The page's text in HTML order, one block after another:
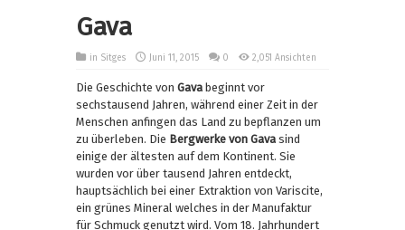
Gava
in Sitges Juni 11, 2015 0 2,051 Ansichten
Die Geschichte von Gava beginnt vor
sechstausend Jahren, während einer Zeit in der
Menschen anfingen das Land zu bepflanzen um
zu überleben. Die Bergwerke von Gava sind
einige der ältesten auf dem Kontinent. Sie
wurden vor über tausend Jahren entdeckt,
hauptsächlich bei einer Extraktion von Variscite,
ein grünes Mineral welches in der Manufaktur
für Schmuck genutzt wird. Vom 18. Jahrhundert